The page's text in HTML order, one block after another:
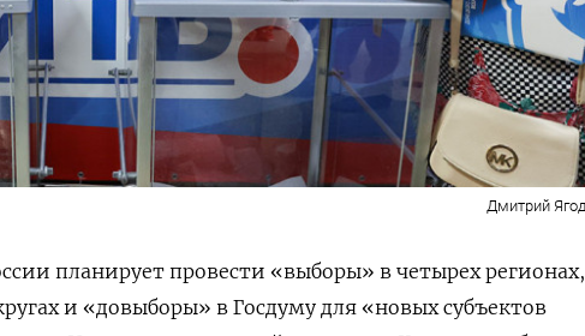
Дмитрий
планирует провести «выборы» в четырех
и «довыборы» в Госдуму для «новых субъектов